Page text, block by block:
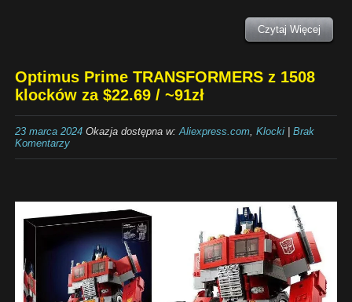
Czytaj Więcej
Optimus Prime TRANSFORMERS z 1508
klocków za $22.69 / ~91zł
23 marca 2024Okazja dostępna w:Aliexpress.com, Klocki| Brak
Komentarzy